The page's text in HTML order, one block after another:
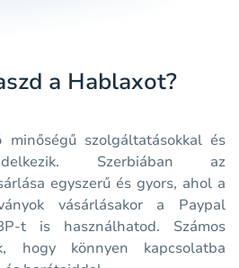
a Hablaxot?
szolgáltatásokkal és
Szerbiában az
egyszerű és gyors, ahol a
vásárlásakor a Paypal
t is használhatod. Számos
hogy könnyen kapcsolatba